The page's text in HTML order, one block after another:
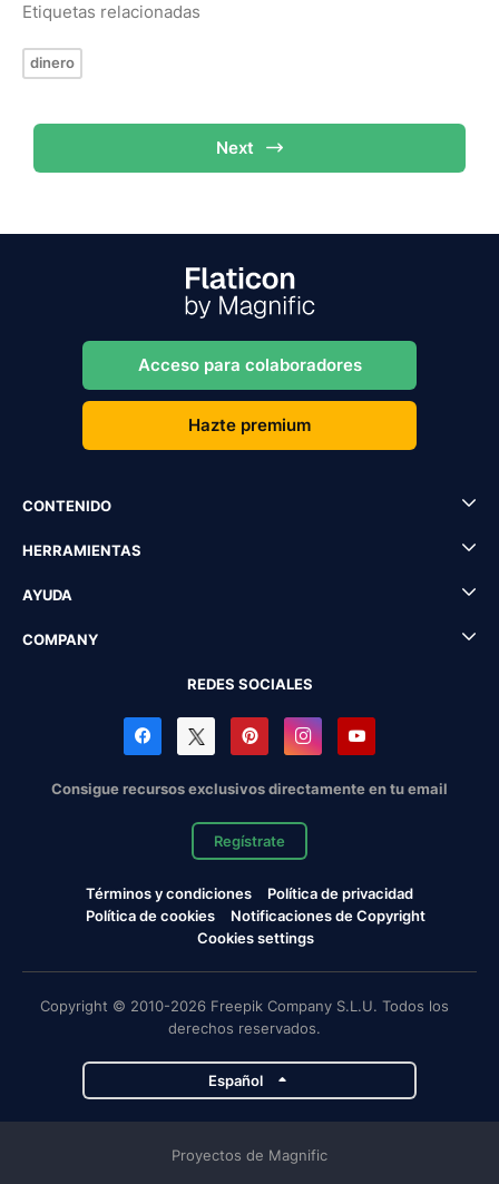
Etiquetas relacionadas
dinero
Next
Acceso para colaboradores
Hazte premium
CONTENIDO
HERRAMIENTAS
AYUDA
COMPANY
REDES SOCIALES
Consigue recursos exclusivos directamente en tu email
Regístrate
Términos y condiciones
Política de privacidad
Política de cookies
Notificaciones de Copyright
Cookies settings
Copyright © 2010-2026 Freepik Company S.L.U. Todos los
derechos reservados.
Español
Proyectos de Magnific